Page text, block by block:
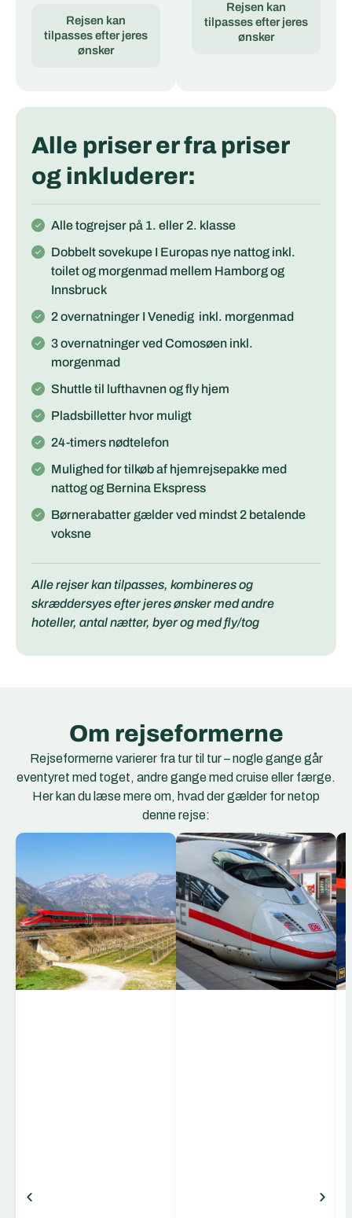
Rejsen kan
tilpasses efter jeres
ønsker
Rejsen kan
tilpasses efter jeres
ønsker
Alle priser er fra priser
og inkluderer:
Alle togrejser på 1. eller 2. klasse
Dobbelt sovekupe I Europas nye nattog inkl.
toilet og morgenmad mellem Hamborg og
Innsbruck
2 overnatninger I Venedig inkl. morgenmad
3 overnatninger ved Comosøen inkl.
morgenmad
Shuttle til lufthavnen og fly hjem
Pladsbilletter hvor muligt
24-timers nødtelefon
Mulighed for tilkøb af hjemrejsepakke med
nattog og Bernina Ekspress
Børnerabatter gælder ved mindst 2 betalende
voksne
Alle rejser kan tilpasses, kombineres og
skræddersyes efter jeres ønsker med andre
hoteller, antal nætter, byer og med fly/tog
Om rejseformerne
Rejseformerne varierer fra tur til tur – nogle gange går
eventyret med toget, andre gange med cruise eller færge.
Her kan du læse mere om, hvad der gælder for netop
denne rejse:
Frecciarossa
Togene
Frecciarossa – Italiens
højhastighedstog
Frecciarossa er
Trenitalias flagskib
inden for